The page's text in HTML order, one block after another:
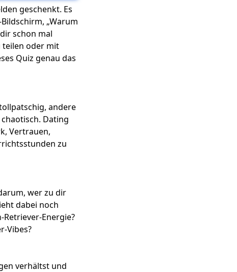
geschenkt. Es
„Warum
schon mal
teilen oder mit
Quiz genau das
andere
Dating
Vertrauen,
zu
wer zu dir
dabei noch
Energie?
Vibes?
verhältst und